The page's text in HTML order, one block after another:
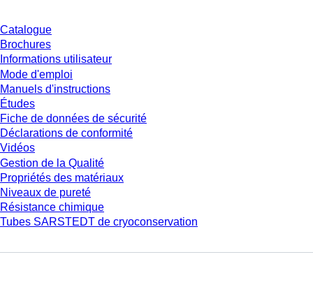
Catalogue
Brochures
Informations utilisateur
Mode d'emploi
Manuels d'instructions
Études
Fiche de données de sécurité
Déclarations de conformité
Vidéos
Gestion de la Qualité
Propriétés des matériaux
Niveaux de pureté
Résistance chimique
Tubes SARSTEDT de cryoconservation